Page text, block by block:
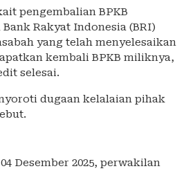
pengembalian BPKB
Rakyat Indonesia (BRI)
yang telah menyelesaikan
kembali BPKB miliknya,
selesai.
dugaan kelalaian pihak
Desember 2025, perwakilan